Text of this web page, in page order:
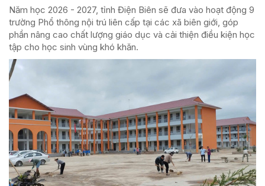
Năm học 2026 - 2027, tỉnh Điện Biên sẽ đưa vào hoạt động 9
trường Phổ thông nội trú liên cấp tại các xã biên giới, góp
phần nâng cao chất lượng giáo dục và cải thiện điều kiện học
tập cho học sinh vùng khó khăn.